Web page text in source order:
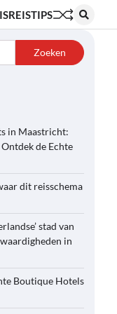
REISTIPS
Zoeken
in Maastricht:
de Echte
dit reisschema
stad van
in
Boutique Hotels